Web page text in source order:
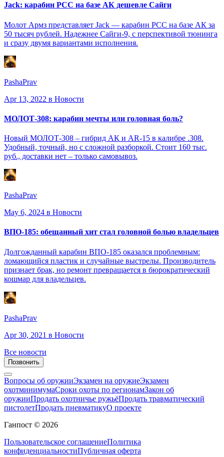
Jack: карабин PCC на базе АК дешевле Сайги
Молот Армз представляет Jack — карабин PCC на базе АК за
50 тысяч рублей. Надежнее Сайги-9, с перспективой тюнинга
и сразу двумя вариантами исполнения.
PashaPrav
Apr 13, 2022 в Новости
МОЛОТ-308: карабин мечты или головная боль?
Новый МОЛОТ-308 – гибрид АК и AR-15 в калибре .308.
Удобный, точный, но с сложной разборкой. Стоит 160 тыс.
руб., доставки нет – только самовывоз.
PashaPrav
May 6, 2024 в Новости
ВПО-185: обещанный хит стал головной болью владельцев
Долгожданный карабин ВПО-185 оказался проблемным:
ломающийся пластик и случайные выстрелы. Производитель
признает брак, но ремонт превращается в бюрократический
кошмар для владельцев.
PashaPrav
Apr 30, 2021 в Новости
Все новости
Позвонить
Вопросы об оружииЭкзамен на оружиеЭкзамен
охотминимумаСроки охоты по регионамЗакон об
оружииПродать охотничье ружьёПродать травматический
пистолетПродать пневматикуО проекте
Ганпост © 2026
Пользовательское соглашениеПолитика
конфиденциальностиПубличная оферта